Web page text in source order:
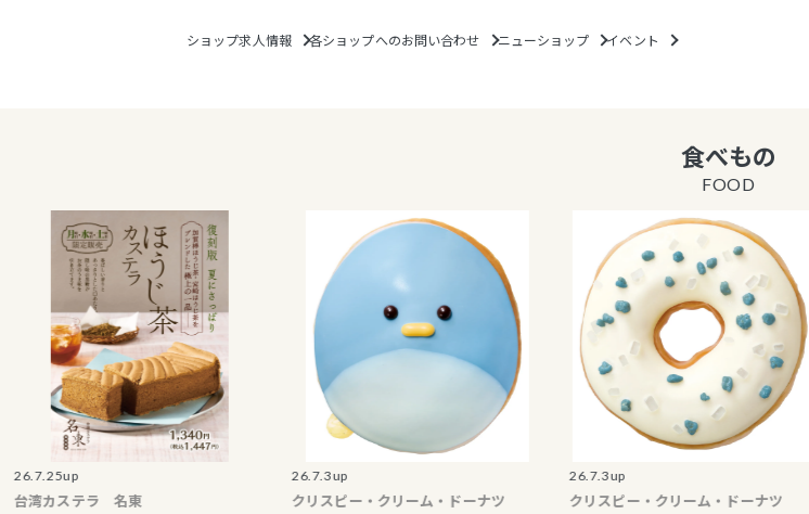
ショップ求人情報 各ショップへのお問い合わせ ニューショップ イベント
食べもの
FOOD
ステラ 名東
26.7.3up
クリスピー・クリーム・ドーナツ
26.7.3up
クリスピー・クリーム・ドーナツ